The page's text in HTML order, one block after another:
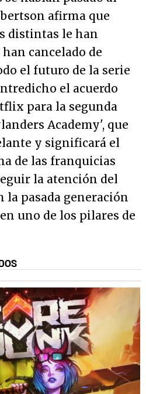
afirma que
distintas le han
cancelado de
el futuro de la serie
el acuerdo
para la segunda
Academy', que
y significará el
de las franquicias
la atención del
pasada generación
uno de los pilares de